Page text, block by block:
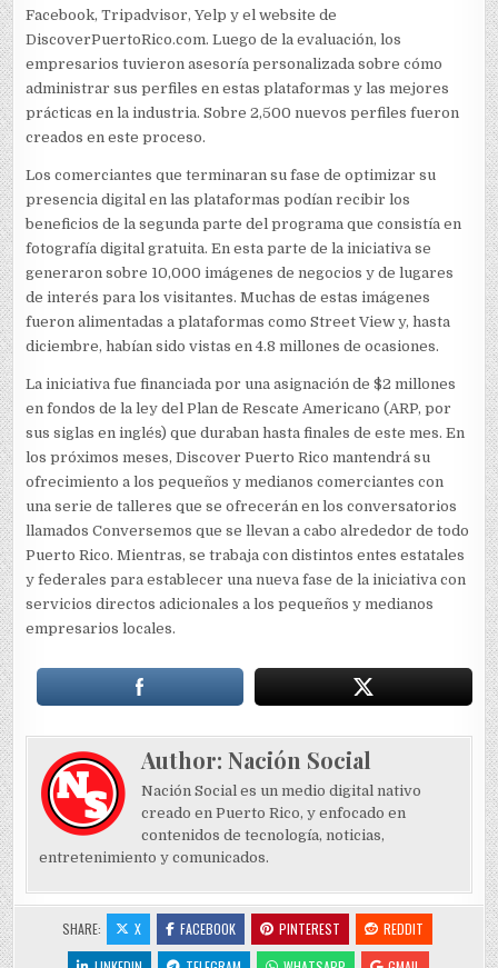
Facebook, Tripadvisor, Yelp y el website de
DiscoverPuertoRico.com. Luego de la evaluación, los
empresarios tuvieron asesoría personalizada sobre cómo
administrar sus perfiles en estas plataformas y las mejores
prácticas en la industria. Sobre 2,500 nuevos perfiles fueron
creados en este proceso.
Los comerciantes que terminaran su fase de optimizar su
presencia digital en las plataformas podían recibir los
beneficios de la segunda parte del programa que consistía en
fotografía digital gratuita. En esta parte de la iniciativa se
generaron sobre 10,000 imágenes de negocios y de lugares
de interés para los visitantes. Muchas de estas imágenes
fueron alimentadas a plataformas como Street View y, hasta
diciembre, habían sido vistas en 4.8 millones de ocasiones.
La iniciativa fue financiada por una asignación de $2 millones
en fondos de la ley del Plan de Rescate Americano (ARP, por
sus siglas en inglés) que duraban hasta finales de este mes. En
los próximos meses, Discover Puerto Rico mantendrá su
ofrecimiento a los pequeños y medianos comerciantes con
una serie de talleres que se ofrecerán en los conversatorios
llamados Conversemos que se llevan a cabo alrededor de todo
Puerto Rico. Mientras, se trabaja con distintos entes estatales
y federales para establecer una nueva fase de la iniciativa con
servicios directos adicionales a los pequeños y medianos
empresarios locales.
Author:Nación Social
Nación Social es un medio digital nativo
creado en Puerto Rico, y enfocado en
contenidos de tecnología, noticias,
entretenimiento y comunicados.
SHARE: X FACEBOOK PINTEREST
REDDIT